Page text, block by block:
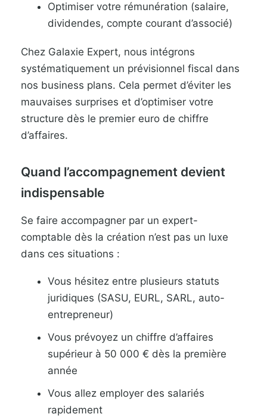
Optimiser votre rémunération (salaire,
dividendes, compte courant d’associé)
Chez Galaxie Expert, nous intégrons
systématiquement un prévisionnel fiscal dans
nos business plans. Cela permet d’éviter les
mauvaises surprises et d’optimiser votre
structure dès le premier euro de chiffre
d’affaires.
Quand l’accompagnement devient
indispensable
Se faire accompagner par un expert-
comptable dès la création n’est pas un luxe
dans ces situations :
Vous hésitez entre plusieurs statuts
juridiques (SASU, EURL, SARL, auto-
entrepreneur)
Vous prévoyez un chiffre d’affaires
supérieur à 50 000 € dès la première
année
Vous allez employer des salariés
rapidement